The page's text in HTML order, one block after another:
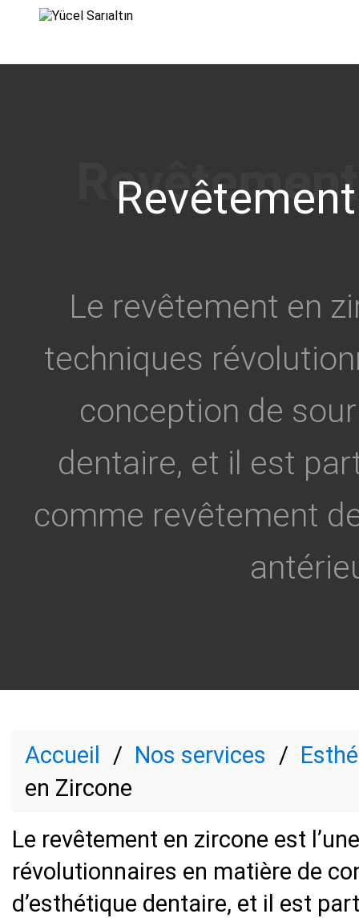
Le revêtement en
techniques
conception de
dentaire, et il est
comme revêtement
Accueil Nos services
en Zircone
Le revêtement en zircone est
révolutionnaires en matière de
d’esthétique dentaire, et il est